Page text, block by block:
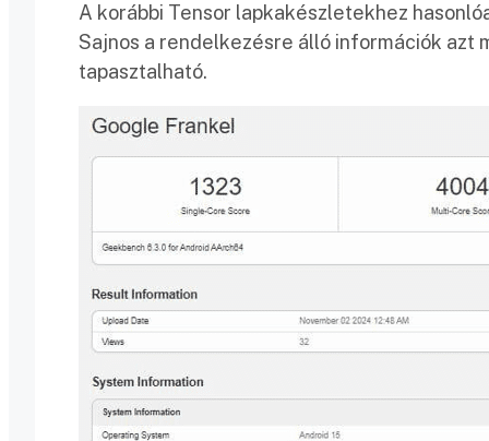
A korábbi Tensor lapkakészletekhez
Sajnos a rendelkezésre álló információk azt
tapasztalható.